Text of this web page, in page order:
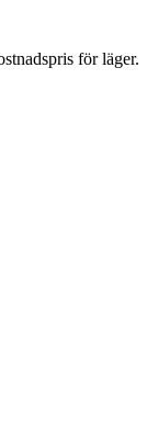
för läger.